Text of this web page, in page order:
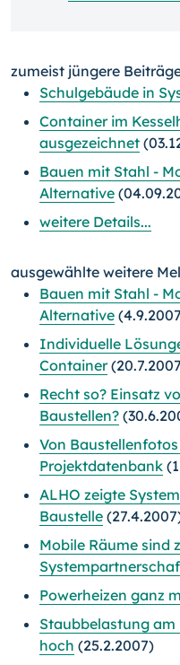
zumeist jüngere
Schulgebäude in
Container im
ausgezeichnet
Bauen mit Stahl -
Alternative
weitere Details...
ausgewählte weitere
Bauen mit Stahl -
Alternative
Individuelle
Container
Recht so? Einsatz
Baustellen?
Von
Projektdatenbank
ALHO zeigte
Baustelle
Mobile Räume sind
Powerheizen ganz
Staubbelastung am
hoch (25.2.2007)